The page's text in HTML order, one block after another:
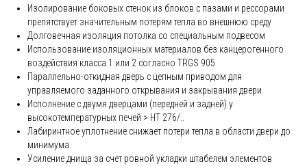
Изолирование боковых стенок из блоков с пазами и рессорами
препятствует значительным потерям тепла во внешнюю среду
Долговечная изоляция потолка со специальным подвесом
Использование изоляционных материалов без канцерогенного
воздействия класса 1 или 2 согласно TRGS 905
Параллельно-откидная дверь с цепным приводом для
управляемого заданного открывания и закрывания двери
Исполнение с двумя дверцами (передней и задней) у
высокотемпературных печей > HT 276/..
Лабиринтное уплотнение снижает потери тепла в области двери до
минимума
Усиление днища за счет ровной укладки штабелем элементов